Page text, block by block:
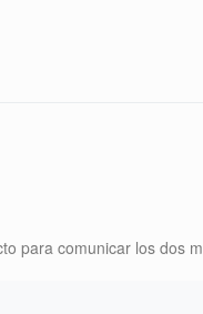
para comunicar los dos